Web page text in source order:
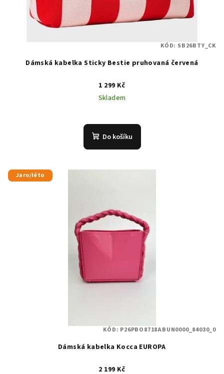
Dámská kabelka Sticky Bestie pruhovaná červená
1 299 Kč
Skladem
Do košíku
KÓD: SB26BTY_CK
Jaro/léto
Dámská kabelka Kocca EUROPA
2 199 Kč
KÓD: P26PBO8718ABUN0000_84030_0